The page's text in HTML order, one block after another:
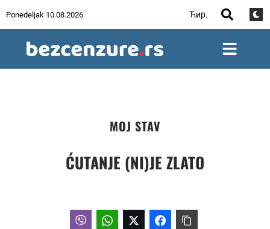
Ponedeljak 10.08.2026 Ћир.
MOJ STAV
ĆUTANJE (NI)JE ZLATO